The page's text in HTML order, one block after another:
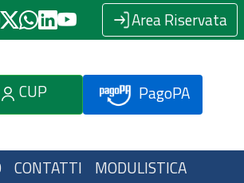
Area Riservata
CUP PagoPA
CONTATTI MODULISTICA